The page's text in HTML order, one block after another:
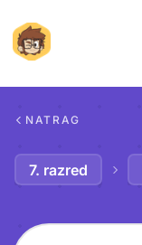
NATRAG
7. razred